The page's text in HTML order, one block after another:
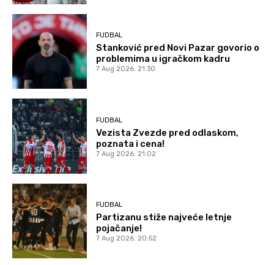
FUDBAL
Stanković pred Novi Pazar govorio o
problemima u igračkom kadru
7 Aug 2026. 21:30
FUDBAL
Vezista Zvezde pred odlaskom,
poznata i cena!
7 Aug 2026. 21:02
FUDBAL
Partizanu stiže najveće letnje
pojačanje!
7 Aug 2026. 20:52